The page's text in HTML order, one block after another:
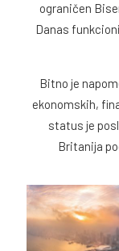
ograničen
Danas
Bitno je
ekonomskih,
status je
Britanija